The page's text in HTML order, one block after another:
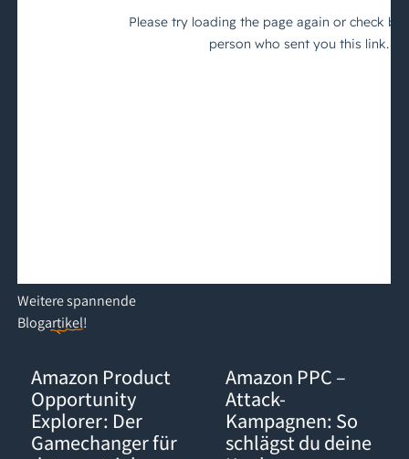
Weiterespannende
Blogartikel!
Amazon Product
Opportunity
Explorer: Der
Gamechanger für
Amazon PPC –
Attack-
Kampagnen: So
schlägst du deine